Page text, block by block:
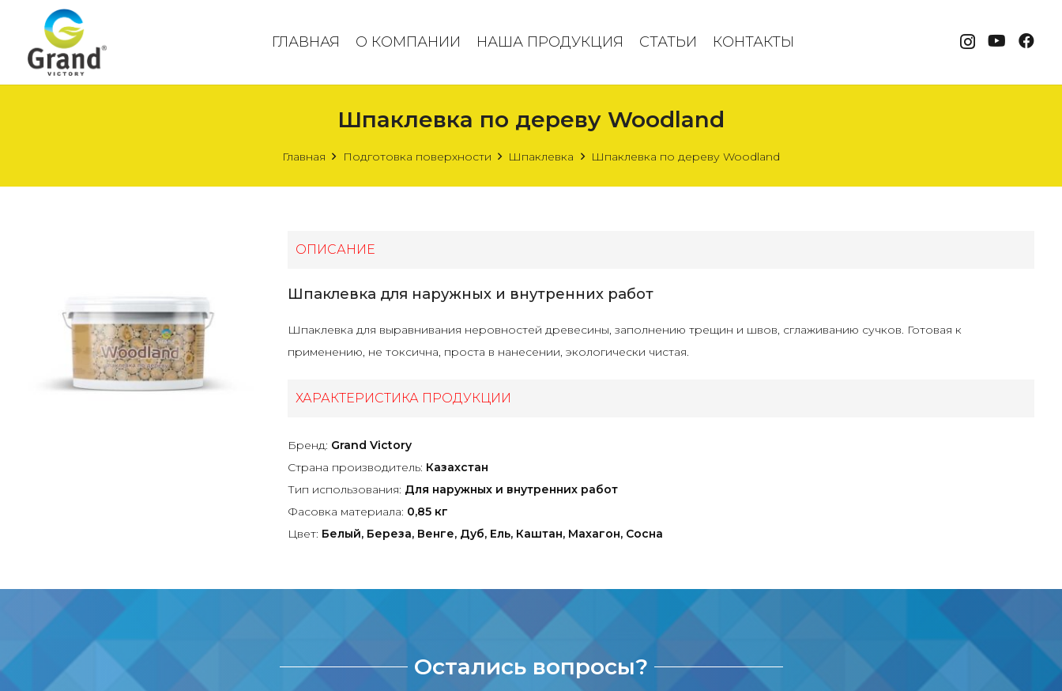
ГЛАВНАЯ О КОМПАНИИ НАША ПРОДУКЦИЯ СТАТЬИ КОНТАКТЫ
Шпаклевка по дереву Woodland
Главная Подготовка поверхности Шпаклевка Шпаклевка по дереву Woodland
ОПИСАНИЕ
Шпаклевка для наружных и внутренних работ
Шпаклевка для выравнивания неровностей древесины, заполнению трещин и швов, сглаживанию сучков. Готовая к
применению, не токсична, проста в нанесении, экологически чистая.
ХАРАКТЕРИСТИКА ПРОДУКЦИИ
Бренд: Grand Victory
Страна производитель: Казахстан
Тип использования: Для наружных и внутренних работ
Фасовка материала: 0,85 кг
Цвет: Белый, Береза, Венге, Дуб, Ель, Каштан, Махагон, Сосна
Остались вопросы?